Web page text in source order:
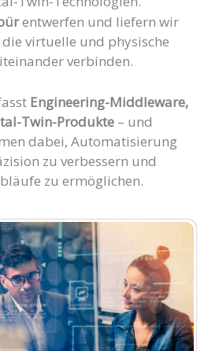
entwerfen und liefern wir
virtuelle und physische
verbinden.
Engineering-Middleware,
Twin-Produkte – und
dabei, Automatisierung
zu verbessern und
zu ermöglichen.